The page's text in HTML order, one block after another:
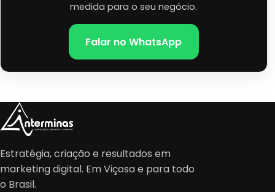
medida para o seu negócio.
Falar no WhatsApp
Estratégia, criação e resultados em
marketing digital. Em Viçosa e para todo
o Brasil.